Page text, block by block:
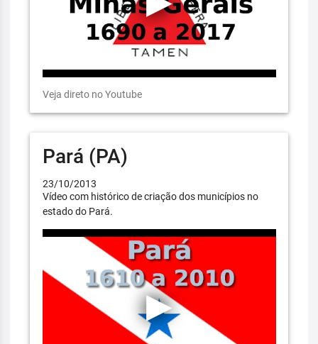
Veja direto no Youtube
Pará (PA)
23/10/2013
Vídeo com histórico de criação dos municípios no
estado do Pará.